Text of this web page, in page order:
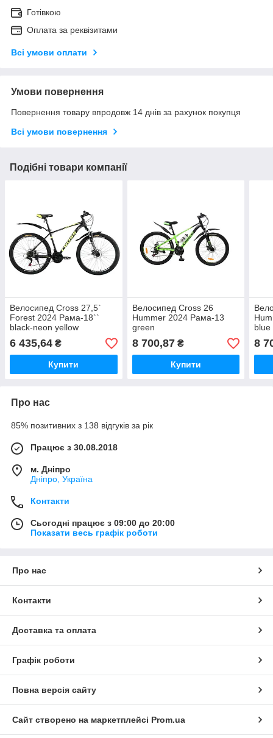
Готівкою
Оплата за реквізитами
Всі умови оплати
Умови повернення
Повернення товару впродовж 14 днів за рахунок покупця
Всі умови повернення
Подібні товари компанії
Велосипед Cross 27,5`
Forest 2024 Рама-18``
black-neon yellow
6 435,64 ₴
Купити
Велосипед Cross 26
Hummer 2024 Рама-13
green
8 700,87₴
Купити
blue
8
Про нас
85% позитивних з 138 відгуків за рік
Працює з 30.08.2018
м. Дніпро
Дніпро, Україна
Контакти
Сьогодні працює з 09:00 до 20:00
Показати весь графік роботи
Про нас
Контакти
Доставка та оплата
Графік роботи
Повна версія сайту
Сайт створено на маркетплейсі Prom.ua